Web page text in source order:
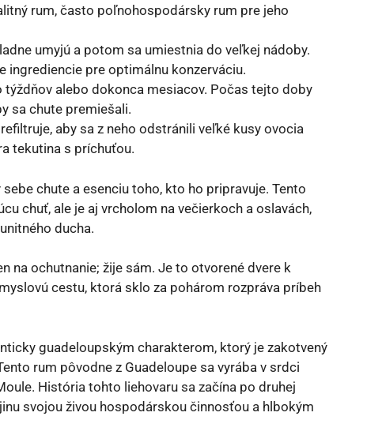
rum, často poľnohospodársky rum pre jeho
umyjú a potom sa umiestnia do veľkej nádoby.
ingrediencie pre optimálnu konzerváciu.
alebo dokonca mesiacov. Počas tejto doby
sa chute premiešali.
aby sa z neho odstránili veľké kusy ovocia
tekutina s príchuťou.
sebe chute a esenciu toho, kto ho pripravuje. Tento
chuť, ale je aj vrcholom na večierkoch a oslavách,
ducha.
na ochutnanie; žije sám. Je to otvorené dvere k
cestu, ktorá sklo za pohárom rozpráva príbeh
guadeloupským charakterom, ktorý je zakotvený
rum pôvodne z Guadeloupe sa vyrába v srdci
História tohto liehovaru sa začína po druhej
svojou živou hospodárskou činnosťou a hlbokým